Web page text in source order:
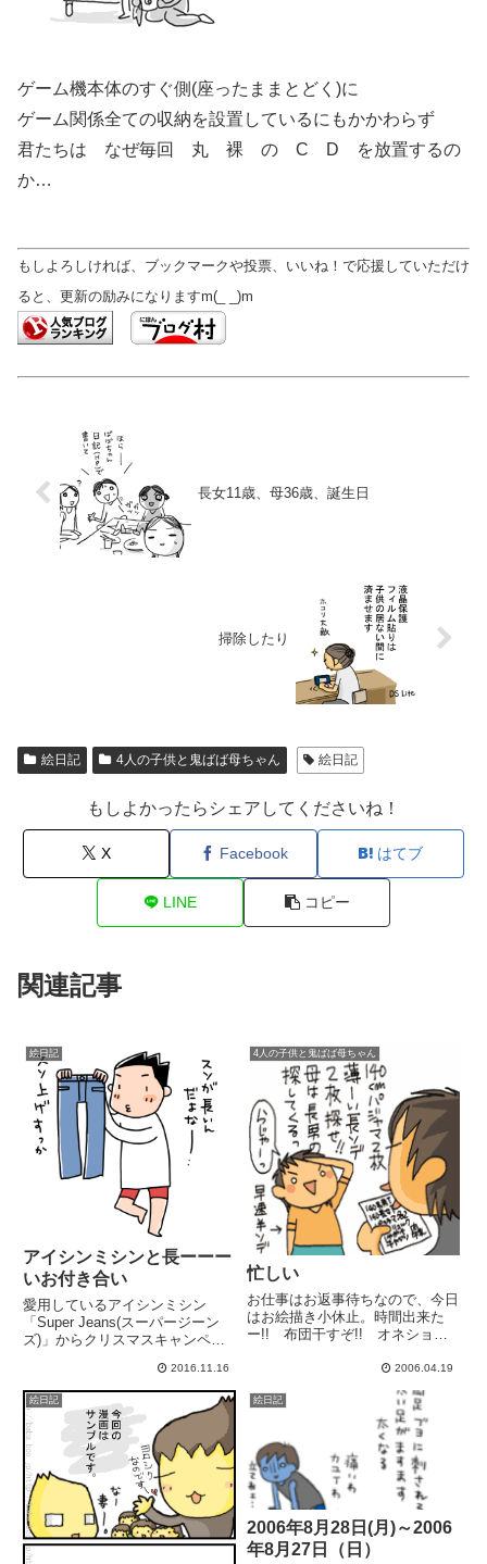
ゲーム機本体のすぐ側(座ったままとどく)に
ゲーム関係全ての収納を設置しているにもかかわらず
君たちは なぜ毎回 丸 裸 の C D を放置するの
か…
もしよろしければ、ブックマークや投票、いいね！で応援していただけ
ると、更新の励みになりますm(_ _)m
長女11歳、母36歳、誕生日
掃除したり
絵日記 4人の子供と鬼ばば母ちゃん 絵日記
もしよかったらシェアしてくださいね！
X Facebook はてブ
LINE コピー
関連記事
絵日記
アイシンミシンと長ーーー
いお付き合い
愛用しているアイシンミシン
「Super Jeans(スーパージーン
ズ)」からクリスマスキャンペー
ブログを見た方が購入して下さる
ことも！ありがとうございます！
自分のお気に入りがどこかで活躍
しているんだと思うと嬉し...
2016.11.16
4人の子供と鬼ばば母ちゃん
忙しい
お仕事はお返事待ちなので、今日
はお絵描き小休止。時間出来た
ー!! 布団干すぞ!! オネショ布
ぞ!!冬用の毛布、1枚洗うのに59
分。上下毛布にカバー.....何時間
かかんねんυ今日は小学校の参観
2006.04.19
絵日記 絵日記
2006年8月28日(月)～2006
年8月27日（日）